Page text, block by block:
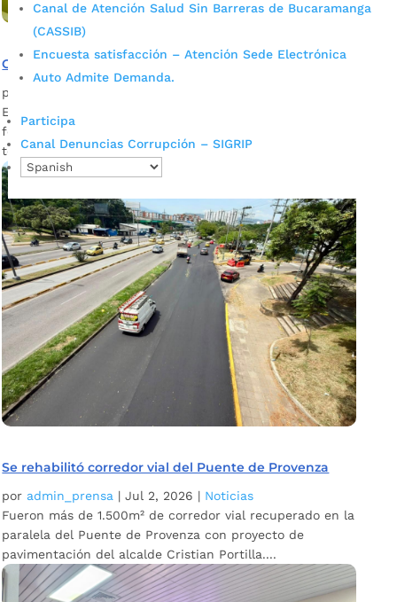
Canal de Atención Salud Sin Barreras de Bucaramanga
(CASSIB)
Encuesta satisfacción – Atención Sede Electrónica
Auto Admite Demanda.
Participa
Canal Denuncias Corrupción – SIGRIP
Circuitos territoriales fortalecen la estrategia Asegurarte
por
El proyecto Asegurarte, Sistema Municipal de Cuidado,
fortalece la atención integral a través de los circuitos
territoriales. La Alcaldía de...
Se rehabilitó corredor vial del Puente de Provenza
por admin_prensa |Jul 2, 2026 | Noticias
Fueron más de 1.500m² de corredor vial recuperado en la
paralela del Puente de Provenza con proyecto de
pavimentación del alcalde Cristian Portilla....